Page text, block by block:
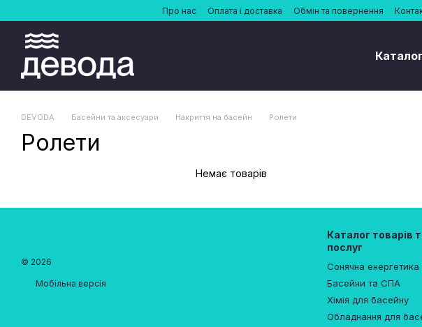
Перейти до основного контентуПро нас Оплата і доставка Обмін та повернення
DEVODA Басейни та аксесуари Накриття на басейн Ролети
Ролети
Немає товарів
© 2026
Мобільна версія
Каталог товарів
послуг
Сонячна
Басейни та СПА
Хімія для басейну
Обладнання для